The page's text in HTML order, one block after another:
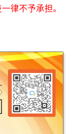
律不予承担。